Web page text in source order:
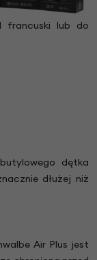
francuski lub do
dętka
dłużej niż
Air Plus jest